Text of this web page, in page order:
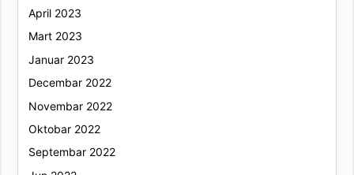
April 2023
Mart 2023
Januar 2023
Decembar 2022
Novembar 2022
Oktobar 2022
Septembar 2022